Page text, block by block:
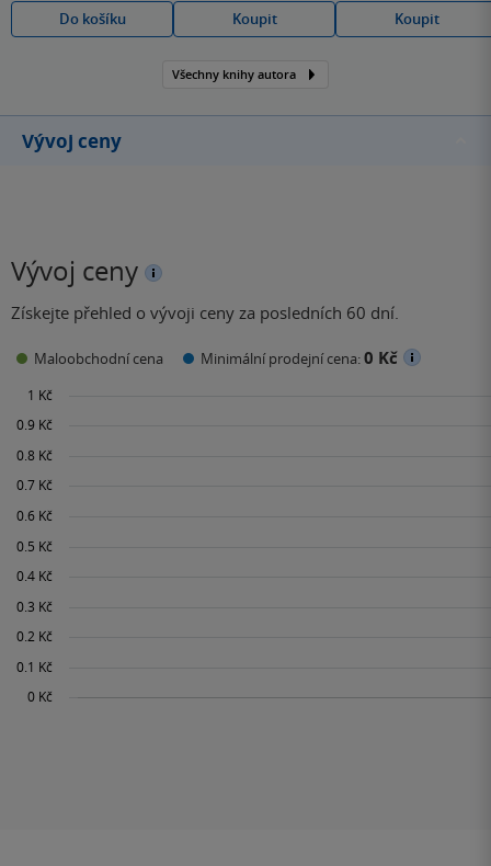
Do košíku Koupit Koupit
Všechny knihy autora
Vývoj ceny
Vývoj ceny
Získejte přehled o vývoji ceny za posledních 60 dní.
Maloobchodní cena Minimální prodejní cena:0 Kč